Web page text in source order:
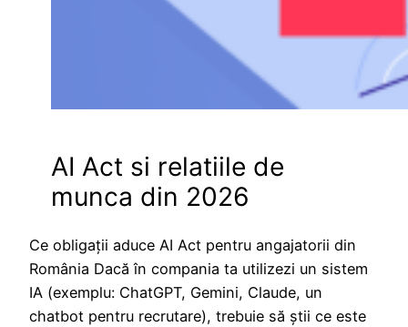
AI Act si relatiile de
munca din 2026
Ce obligații aduce AI Act pentru angajatorii din
România Dacă în compania ta utilizezi un sistem
IA (exemplu: ChatGPT, Gemini, Claude, un
chatbot pentru recrutare), trebuie să știi ce este